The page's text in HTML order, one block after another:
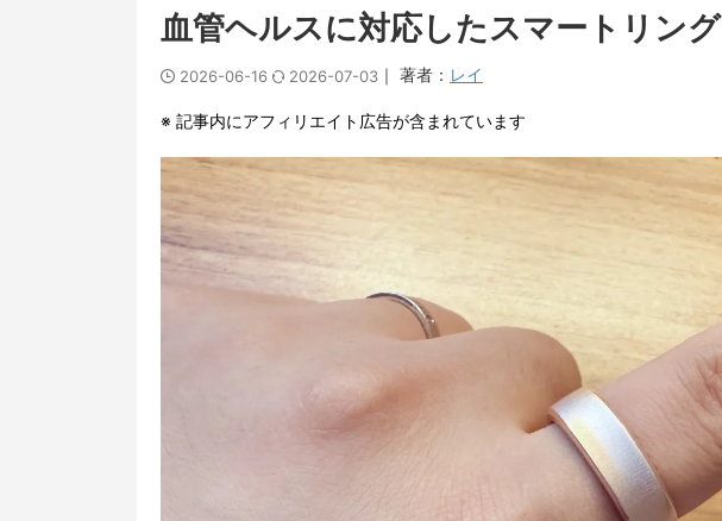
血管ヘルスに対応したスマートリング
2026-06-16 2026-07-03 ｜ 著者： レイ
※ 記事内にアフィリエイト広告が含まれています